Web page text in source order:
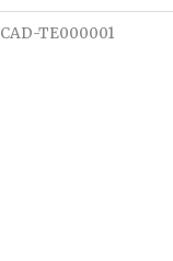
CAD-TE000001